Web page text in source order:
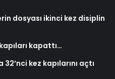
dosyası ikinci kez disiplin
kapattı…
kez kapılarını açtı